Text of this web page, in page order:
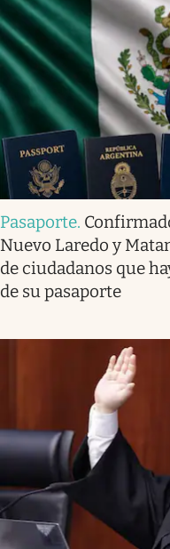
Pasaporte.
Nuevo Laredo y
de ciudadanos que
de su pasaporte